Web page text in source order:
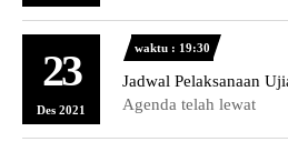
23
Des 2021
waktu : 19:30
Jadwal Pelaksanaan
Agenda telah lewat